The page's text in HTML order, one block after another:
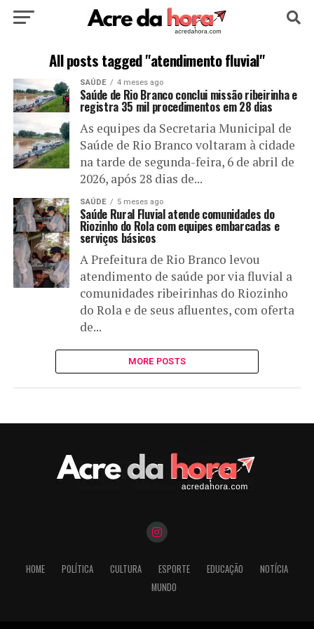
HOME POLÍTICA CULTURA ESPORTE
EDUCAÇÃO NOTÍCIA MUNDO
All posts tagged "atendimento fluvial"
SAÚDE 4 meses ago
Saúde de Rio Branco conclui missão ribeirinha e
registra 35 mil procedimentos em 28 dias
As equipes da Secretaria Municipal de
Saúde de Rio Branco voltaram à cidade
na tarde de segunda-feira, 6 de abril de
2026, após 28 dias de...
SAÚDE 5 meses ago
Saúde Rural Fluvial atende comunidades do
Riozinho do Rola com equipes embarcadas e
serviços básicos
A Prefeitura de Rio Branco levou
atendimento de saúde por via fluvial a
comunidades ribeirinhas do Riozinho
do Rola e de seus afluentes, com oferta
de...
MORE POSTS
HOME POLÍTICA CULTURA ESPORTE EDUCAÇÃO
NOTÍCIA
MUNDO